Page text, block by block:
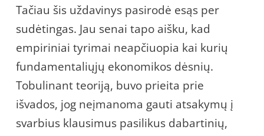
Tačiau šis uždavinys pasirodė esąs per
sudėtingas. Jau senai tapo aišku, kad
empiriniai tyrimai neapčiuopia kai kurių
fundamentaliųjų ekonomikos dėsnių.
Tobulinant teoriją, buvo prieita prie
išvados, jog neįmanoma gauti atsakymų į
svarbius klausimus pasilikus dabartinių,